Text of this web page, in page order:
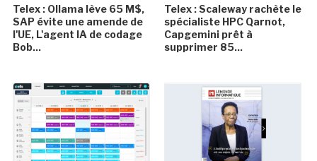
Telex : Ollama lève 65 M$,
SAP évite une amende de
l'UE, L'agent IA de codage
Bob...
Telex : Scaleway rachète le
spécialiste HPC Qarnot,
Capgemini prêt à
supprimer 85...